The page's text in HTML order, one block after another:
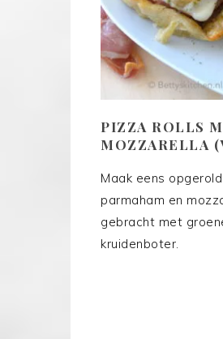
PIZZA ROLLS
MOZZARELLA
Maak eens
parmaham en
gebracht met
kruidenboter.